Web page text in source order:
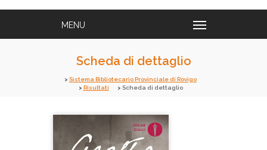
Scheda di dettaglio
Sistema Bibliotecario Provinciale di Rovigo
Risultati
Scheda di dettaglio